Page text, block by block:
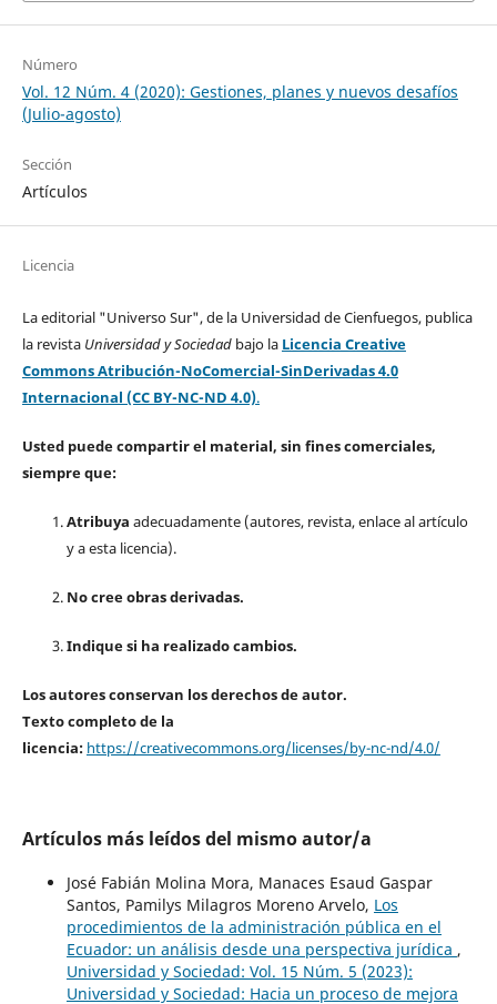
Número
Vol. 12 Núm. 4 (2020): Gestiones, planes y nuevos desafíos
(Julio-agosto)
Sección
Artículos
Licencia
La editorial "Universo Sur", de la Universidad de Cienfuegos, publica
la revista Universidad y Sociedad bajo la Licencia Creative
Commons Atribución-NoComercial-SinDerivadas 4.0
Internacional (CC BY-NC-ND 4.0).
Usted puede compartir el material, sin fines comerciales,
siempre que:
Atribuya adecuadamente (autores, revista, enlace al artículo
y a esta licencia).
No cree obras derivadas.
Indique si ha realizado cambios.
Los autores conservan los derechos de autor.
Texto completo de la
licencia: https://creativecommons.org/licenses/by-nc-nd/4.0/
Artículos más leídos del mismo autor/a
José Fabián Molina Mora, Manaces Esaud Gaspar
Santos, Pamilys Milagros Moreno Arvelo, Los
procedimientos de la administración pública en el
Ecuador: un análisis desde una perspectiva jurídica ,
Universidad y Sociedad: Vol. 15 Núm. 5 (2023):
Universidad y Sociedad: Hacia un proceso de mejora